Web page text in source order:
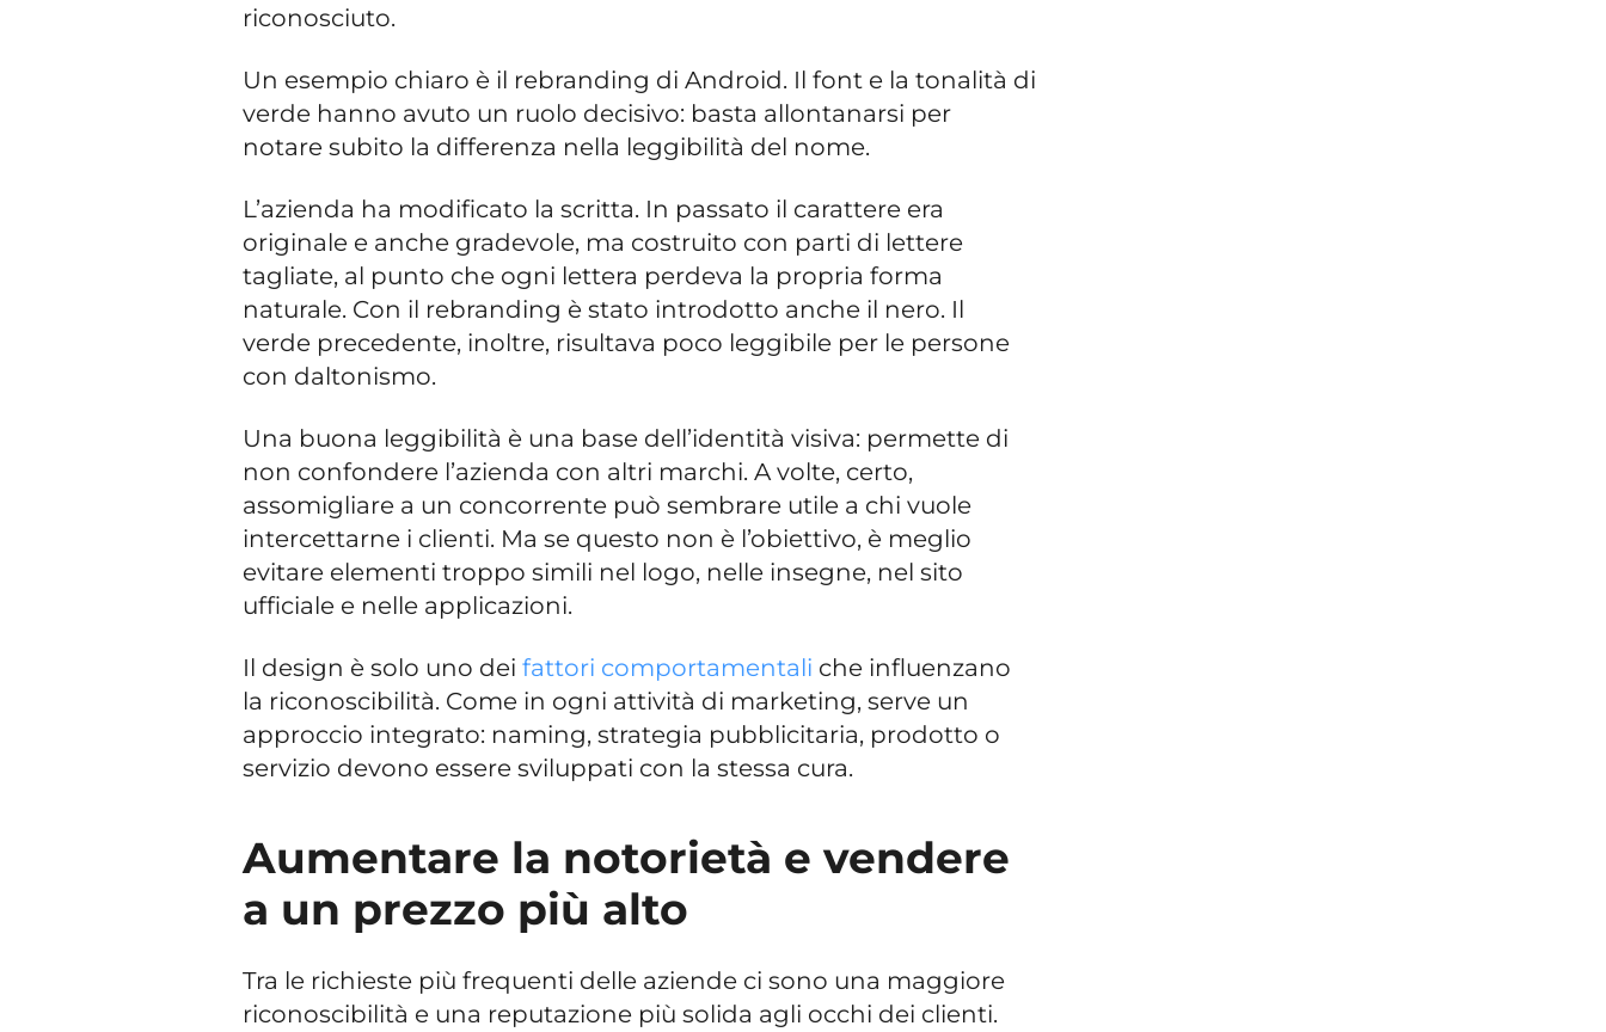
riconosciuto.
Un esempio chiaro è il rebranding di Android. Il font e la tonalità di
verde hanno avuto un ruolo decisivo: basta allontanarsi per
notare subito la differenza nella leggibilità del nome.
L’azienda ha modificato la scritta. In passato il carattere era
originale e anche gradevole, ma costruito con parti di lettere
tagliate, al punto che ogni lettera perdeva la propria forma
naturale. Con il rebranding è stato introdotto anche il nero. Il
verde precedente, inoltre, risultava poco leggibile per le persone
con daltonismo.
Una buona leggibilità è una base dell’identità visiva: permette di
non confondere l’azienda con altri marchi. A volte, certo,
assomigliare a un concorrente può sembrare utile a chi vuole
intercettarne i clienti. Ma se questo non è l’obiettivo, è meglio
evitare elementi troppo simili nel logo, nelle insegne, nel sito
ufficiale e nelle applicazioni.
Il design è solo uno deifattori comportamentali che influenzano
la riconoscibilità. Come in ogni attività di marketing, serve un
approccio integrato: naming, strategia pubblicitaria, prodotto o
servizio devono essere sviluppati con la stessa cura.
Aumentare la notorietà e vendere
a un prezzo più alto
Tra le richieste più frequenti delle aziende ci sono una maggiore
riconoscibilità e una reputazione più solida agli occhi dei clienti.